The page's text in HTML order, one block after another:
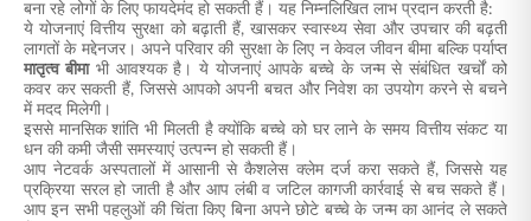
बना रहे लोगों के लिए फायदेमंद हो सकती हैं। यह निम्नलिखित लाभ प्रदान करती है:
ये योजनाएं वित्तीय सुरक्षा को बढ़ाती हैं, खासकर स्वास्थ्य सेवा और उपचार की बढ़ती
लागतों के मद्देनजर। अपने परिवार की सुरक्षा के लिए न केवल जीवन बीमा बल्कि पर्याप्त
मातृत्व बीमाभी आवश्यक है। ये योजनाएं आपके बच्चे के जन्म से संबंधित खर्चों को
कवर कर सकती हैं, जिससे आपको अपनी बचत और निवेश का उपयोग करने से बचने
में मदद मिलेगी।
इससे मानसिक शांति भी मिलती है क्योंकि बच्चे को घर लाने के समय वित्तीय संकट या
धन की कमी जैसी समस्याएं उत्पन्न हो सकती हैं।
आप नेटवर्क अस्पतालों में आसानी से कैशलेस क्लेम दर्ज करा सकते हैं, जिससे यह
प्रक्रिया सरल हो जाती है और आप लंबी व जटिल कागजी कार्रवाई से बच सकते हैं।
आप इन सभी पहलुओं की चिंता किए बिना अपने छोटे बच्चे के जन्म का आनंद ले सकते